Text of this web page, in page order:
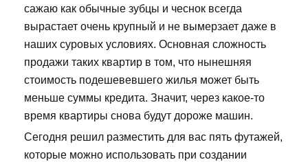
сажаю как обычные зубцы и чеснок всегда
вырастает очень крупный и не вымерзает даже в
наших суровых условиях. Основная сложность
продажи таких квартир в том, что нынешняя
стоимость подешевевшего жилья может быть
меньше суммы кредита. Значит, через какое-то
время квартиры снова будут дороже машин.
Сегодня решил разместить для вас пять футажей,
которые можно использовать при создании